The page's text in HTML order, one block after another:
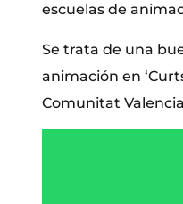
escuelas de
Se trata de una
animación en
Comunitat